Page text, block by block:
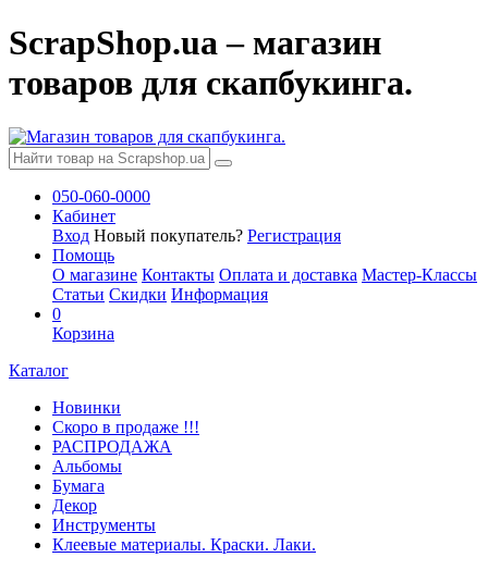
ScrapShop.ua – магазин
товаров для скапбукинга.
050-060-0000
Кабинет
Вход Новый покупатель? Регистрация
Помощь
О магазине Контакты Оплата и доставка Мастер-Классы
Статьи Скидки Информация
0
Корзина
Каталог
Новинки
Скоро в продаже !!!
РАСПРОДАЖА
Альбомы
Бумага
Декор
Инструменты
Клеевые материалы. Краски. Лаки.